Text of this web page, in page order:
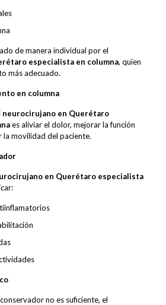
de manera individual por el
especialista en columna, quien
más adecuado.
en columna
neurocirujano en Querétaro
es aliviar el dolor, mejorar la función
la movilidad del paciente.
en Querétaro especialista
no es suficiente, el